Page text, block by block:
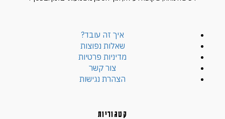
איך זה עובד?
שאלות נפוצות
מדיניות פרטיות
צור קשר
הצהרת נגישות
קטגוריות